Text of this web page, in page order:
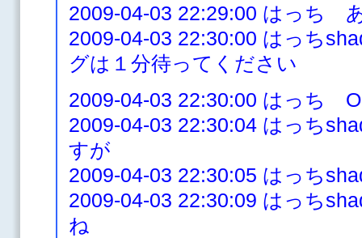
2009-04-03 22:29:00 はっち
2009-04-03 22:30:00 はっち
グは１分待ってください
2009-04-03 22:30:00 はっち
2009-04-03 22:30:04 はっち
すが
2009-04-03 22:30:05 はっち
2009-04-03 22:30:09 はっち
ね